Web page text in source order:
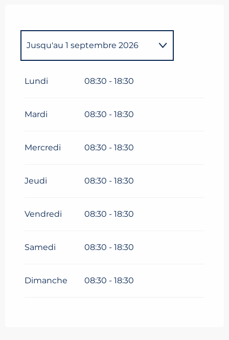
2026
Jusqu'au 1 septembre 2026
avril 2027
Lundi 08:30 - 18:30
Mardi 08:30 - 18:30
Mercredi 08:30 - 18:30
Jeudi 08:30 - 18:30
Vendredi 08:30 - 18:30
Samedi 08:30 - 18:30
Dimanche 08:30 - 18:30